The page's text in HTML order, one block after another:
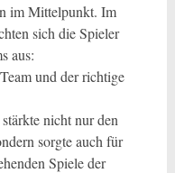
im Mittelpunkt. Im
sich die Spieler
aus:
und der richtige
nicht nur den
sorgte auch für
Spiele der